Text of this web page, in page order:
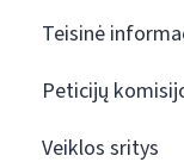
Teisinė
Peticijų
Veiklos sritys